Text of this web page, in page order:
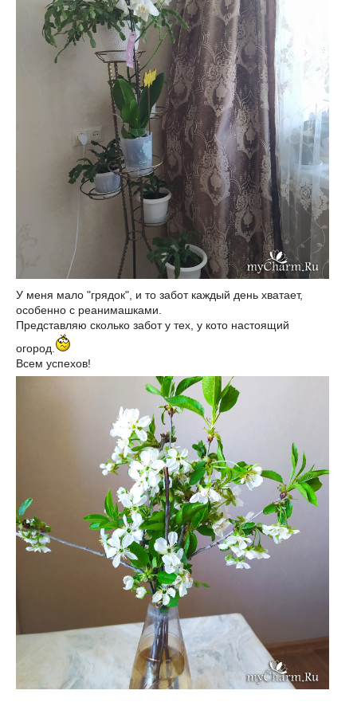
У меня мало "грядок", и то забот каждый день хватает,
особенно с реанимашками.
Представляю сколько забот у тех, у кото настоящий
огород.
Всем успехов!